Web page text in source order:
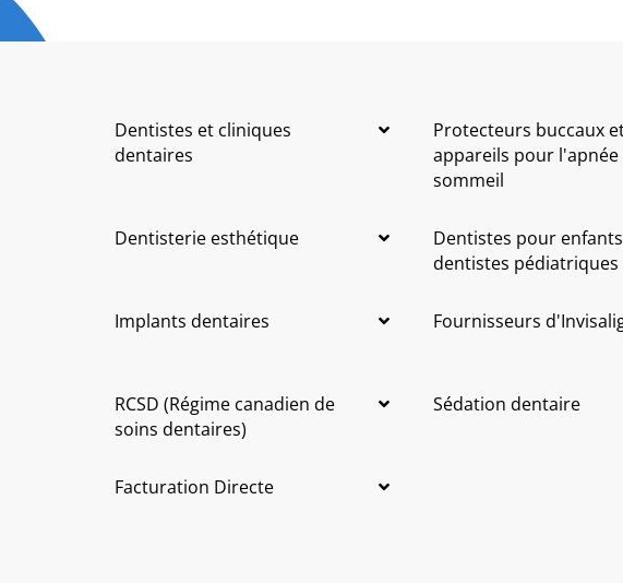
Dentistes et cliniques
dentaires
Protecteurs buccaux
appareils pour l'apnée
sommeil
Dentisterie esthétique
Dentistes pour
dentistes pédiatriques
Implants dentaires Fournisseurs
RCSD (Régime canadien de
soins dentaires)
Sédation dentaire
Facturation Directe